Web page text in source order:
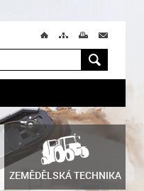
Ú M T M
H
ZEMĚDĚLSKÁ TECHNIKA